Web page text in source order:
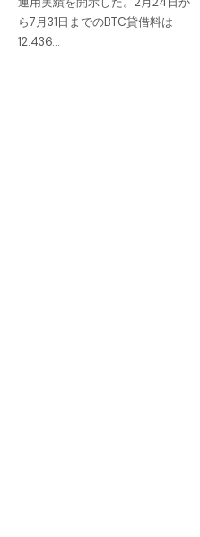
ら7月31日までのBTC貸借料は
12.436…